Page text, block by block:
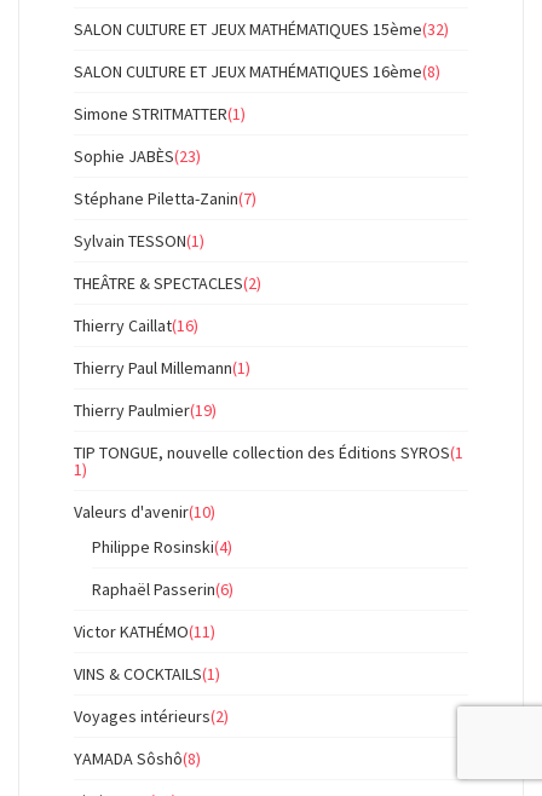
SALON CULTURE ET JEUX MATHÉMATIQUES 15ème(32)
SALON CULTURE ET JEUX MATHÉMATIQUES 16ème(8)
Simone STRITMATTER(1)
Sophie JABÈS(23)
Stéphane Piletta-Zanin(7)
Sylvain TESSON(1)
THEÂTRE & SPECTACLES(2)
Thierry Caillat(16)
Thierry Paul Millemann(1)
Thierry Paulmier(19)
TIP TONGUE, nouvelle collection des Éditions SYROS(1
1)
Valeurs d'avenir(10)
Philippe Rosinski(4)
Raphaël Passerin(6)
Victor KATHÉMO(11)
VINS & COCKTAILS(1)
Voyages intérieurs(2)
YAMADA Sôshô(8)